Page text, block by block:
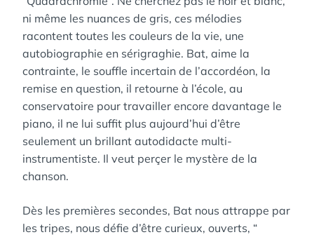
ni même les nuances de gris, ces mélodies
racontent toutes les couleurs de la vie, une
autobiographie en sérigraghie. Bat, aime la
contrainte, le souffle incertain de l’accordéon, la
remise en question, il retourne à l’école, au
conservatoire pour travailler encore davantage le
piano, il ne lui suffit plus aujourd’hui d’être
seulement un brillant autodidacte multi-
instrumentiste. Il veut perçer le mystère de la
chanson.
Dès les premières secondes, Bat nous attrappe par
les tripes, nous défie d’être curieux, ouverts, “